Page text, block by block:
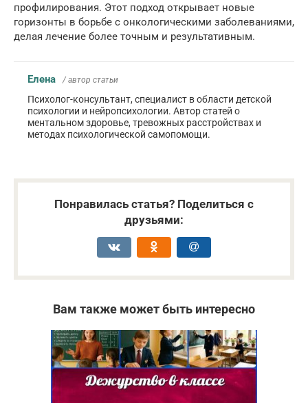
профилирования. Этот подход открывает новые
горизонты в борьбе с онкологическими заболеваниями,
делая лечение более точным и результативным.
Елена / автор статьи
Психолог-консультант, специалист в области детской
психологии и нейропсихологии. Автор статей о
ментальном здоровье, тревожных расстройствах и
методах психологической самопомощи.
Понравилась статья? Поделиться с
друзьями:
Вам также может быть интересно